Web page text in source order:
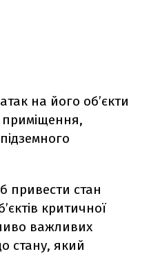
на його об’єкти
привести стан
критичної
важливих
стану, який